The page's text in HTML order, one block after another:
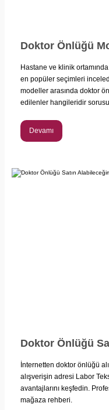
Hastane ve klinik
en popüler seçimleri
modeller arasında doktor
edilenler hangileridir
Devamı
İnternetten doktor önlüğü
alışverişin adresi Labor
avantajlarını keşfedin.
mağaza rehberi.